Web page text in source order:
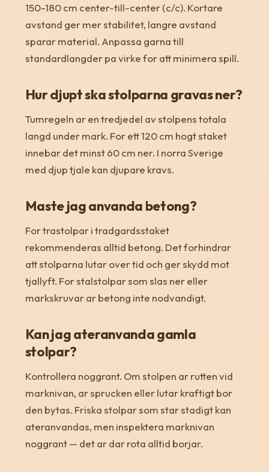
150-180 cm center-till-center (c/c). Kortare
avstand ger mer stabilitet, langre avstand
sparar material. Anpassa garna till
standardlangder pa virke for att minimera spill.
Hur djupt ska stolparna gravas ner?
Tumregeln ar en tredjedel av stolpens totala
langd under mark. For ett 120 cm hogt staket
innebar det minst 60 cm ner. I norra Sverige
med djup tjale kan djupare kravs.
Maste jag anvanda betong?
For trastolpar i tradgardsstaket
rekommenderas alltid betong. Det forhindrar
att stolparna lutar over tid och ger skydd mot
tjallyft. For stalstolpar som slas ner eller
markskruvar ar betong inte nodvandigt.
Kan jag ateranvanda gamla
stolpar?
Kontrollera noggrant. Om stolpen ar rutten vid
marknivan, ar sprucken eller lutar kraftigt bor
den bytas. Friska stolpar som star stadigt kan
ateranvandas, men inspektera marknivan
noggrant — det ar dar rota alltid borjar.